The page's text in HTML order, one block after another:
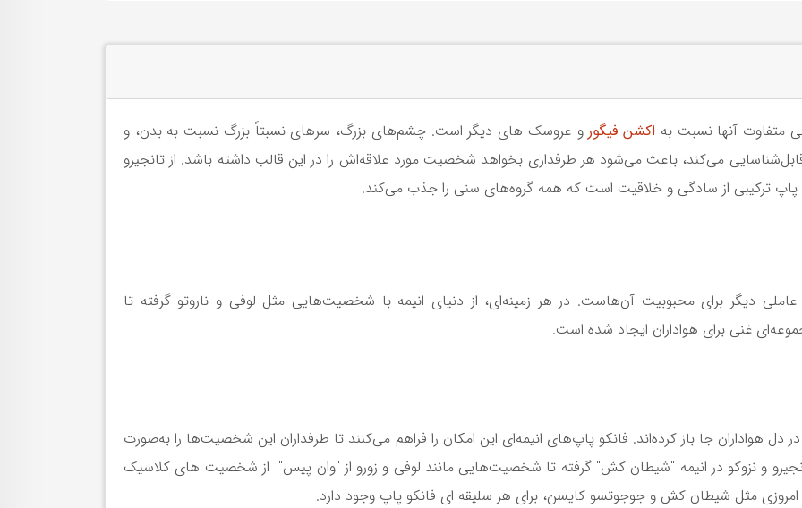
متفاوت آنها نسبت به اکشن فیگورو عروسک های دیگر است. چشم‌های بزرگ، سرهای نسبتاً بزرگ نسبت به بدن، و
می‌کند، باعث می‌شود هر طرفداری بخواهد شخصیت مورد علاقه‌اش را در این قالب داشته باشد. از تانجیرو
ترکیبی از سادگی و خلاقیت است که همه گروه‌های سنی را جذب می‌کند.
عاملی دیگر برای محبوبیت آن‌هاست. در هر زمینه‌ای، از دنیای انیمه با شخصیت‌هایی مثل لوفی و ناروتو گرفته تا
غنی برای هواداران ایجاد شده است.
هواداران جا باز کرده‌اند. فانکو پاپ‌های انیمه‌ای این امکان را فراهم می‌کنند تا طرفداران این شخصیت‌ها را به‌صورت
و نزوکو در انیمه "شیطان کش" گرفته تا شخصیت‌هایی مانند لوفی و زورو از "وان پیس" از شخصیت های کلاسیک
امروزی مثل شیطان کش و جوجوتسو کایسن، برای هر سلیقه ای فانکو پاپ وجود دارد.